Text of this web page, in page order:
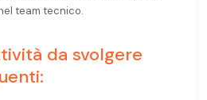
team tecnico.
da svolgere